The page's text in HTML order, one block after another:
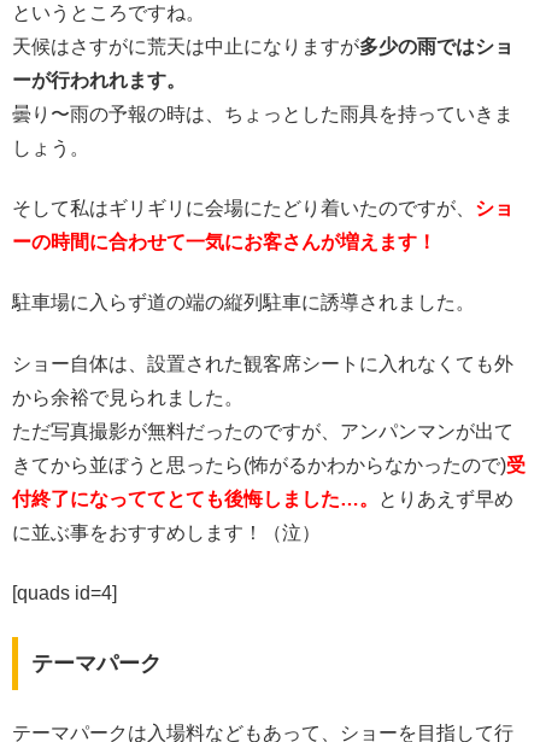
というところですね。
天候はさすがに荒天は中止になりますが多少の雨ではショ
ーが行われれます。
曇り〜雨の予報の時は、ちょっとした雨具を持っていきま
しょう。
そして私はギリギリに会場にたどり着いたのですが、 ショ
ーの時間に合わせて一気にお客さんが増えます！
駐車場に入らず道の端の縦列駐車に誘導されました。
ショー自体は、設置された観客席シートに入れなくても外
から余裕で見られました。
ただ写真撮影が無料だったのですが、アンパンマンが出て
きてから並ぼうと思ったら(怖がるかわからなかったので)受
付終了になっててとても後悔しました…。
とりあえず早め
に並ぶ事をおすすめします！（泣）
[quads id=4]
テーマパーク
テーマパークは入場料などもあって、ショーを目指して行